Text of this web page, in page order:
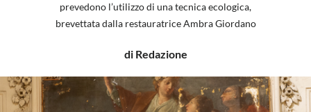
prevedono l’utilizzo di una tecnica ecologica,
brevettata dalla restauratrice Ambra Giordano
di Redazione